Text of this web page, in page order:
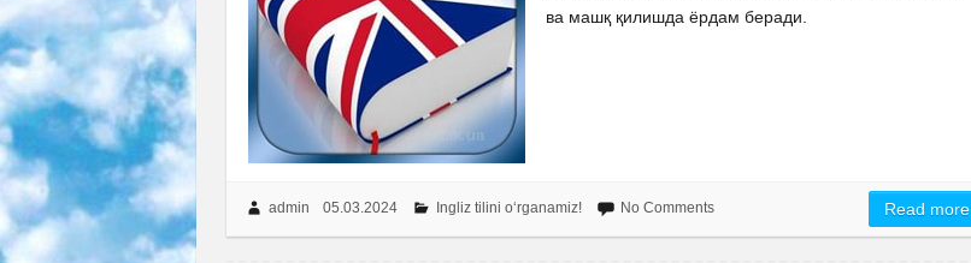
ва машқ қилишда ёрдам беради.
admin 05.03.2024 Ingliz tilini o‘rganamiz! No Comments Read more